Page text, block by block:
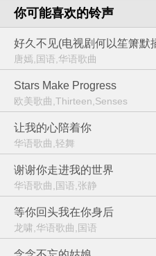
你可能喜欢的铃声
好久不见(电视剧何以笙箫默
唐嫣,国语,华语歌曲
Stars Make Progress
欧美歌曲,Thirteen,Senses
让我的心陪着你
华语歌曲,轻舞
谢谢你走进我的世界
华语歌曲,国语,张静
等你回头我在你身后
龙啸,华语歌曲,国语